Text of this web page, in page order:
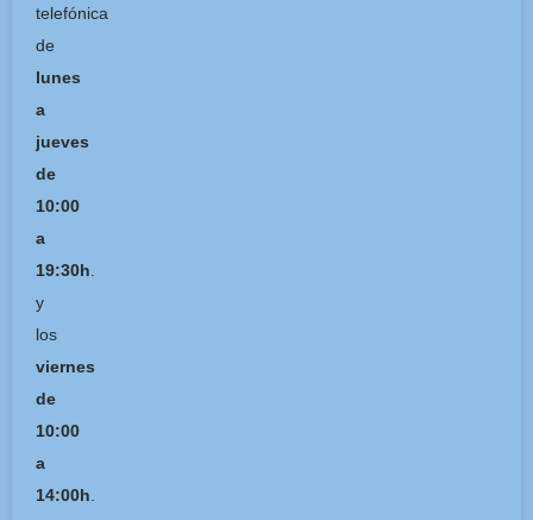
telefónica
de
lunes
a
jueves
de
10:00
a
19:30h.
y
los
viernes
de
10:00
a
14:00h.